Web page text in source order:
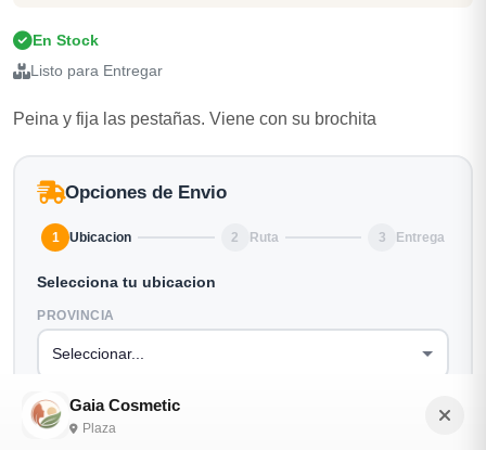
Gaia Cosmetic
Plaza
En Stock
Listo para Entregar
Peina y fija las pestañas. Viene con su brochita
Opciones de Envio
1 Ubicacion 2 Ruta 3 Entrega
Selecciona tu ubicacion
PROVINCIA
MUNICIPIO